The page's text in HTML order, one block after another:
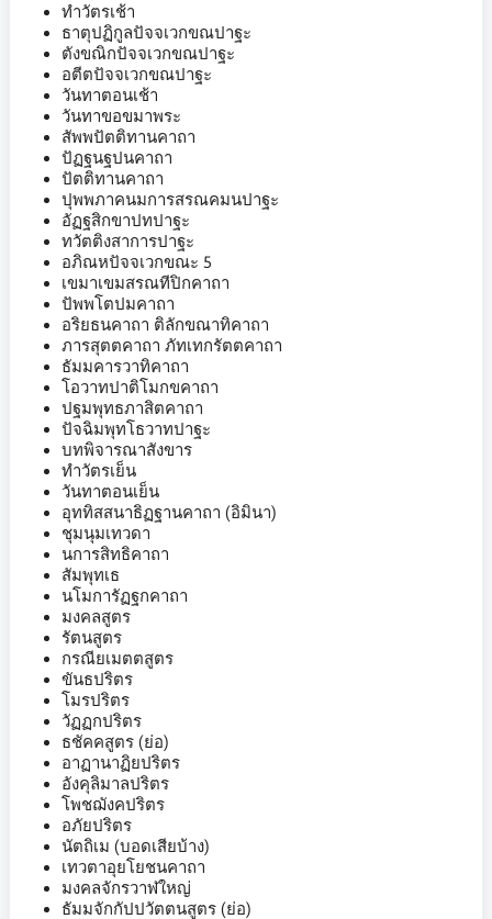
ทำวัตรเช้า
ธาตุปฏิกูลปัจจเวกขณปาฐะ
ตังขณิกปัจจเวกขณปาฐะ
อตีตปัจจเวกขณปาฐะ
วันทาตอนเช้า
วันทาขอขมาพระ
สัพพปัตติทานคาถา
ปัฏฐนฐปนคาถา
ปัตติทานคาถา
ปุพพภาคนมการสรณคมนปาฐะ
อัฏฐสิกขาปทปาฐะ
ทวัตติงสาการปาฐะ
อภิณหปัจจเวกขณะ 5
เขมาเขมสรณทีปิกคาถา
ปัพพโตปมคาถา
อริยธนคาถา ติลักขณาทิคาถา
ภารสุตตคาถา ภัทเทกรัตตคาถา
ธัมมคารวาทิคาถา
โอวาทปาติโมกขคาถา
ปฐมพุทธภาสิตคาถา
ปัจฉิมพุทโธวาทปาฐะ
บทพิจารณาสังขาร
ทำวัตรเย็น
วันทาตอนเย็น
อุททิสสนาธิฏฐานคาถา (อิมินา)
ชุมนุมเทวดา
นการสิทธิคาถา
สัมพุทเธ
นโมการัฏฐกคาถา
มงคลสูตร
รัตนสูตร
กรณียเมตตสูตร
ขันธปริตร
โมรปริตร
วัฏฏกปริตร
ธชัคคสูตร (ย่อ)
อาฏานาฏิยปริตร
อังคุลิมาลปริตร
โพชฌังคปริตร
อภัยปริตร
นัตถิเม (บอดเสียบ้าง)
เทวตาอุยโยชนคาถา
มงคลจักรวาฬใหญ่
ธัมมจักกัปปวัตตนสูตร (ย่อ)